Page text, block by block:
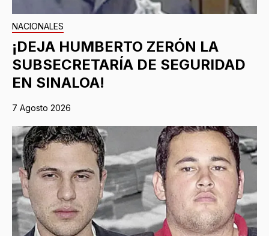
NACIONALES
¡DEJA HUMBERTO ZERÓN LA
SUBSECRETARÍA DE SEGURIDAD
EN SINALOA!
7 Agosto 2026